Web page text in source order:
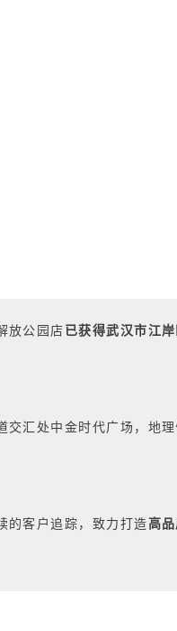
放公园店 已获得武汉市江岸
交汇处中金时代广场，地
的客户追踪，致力打造 高